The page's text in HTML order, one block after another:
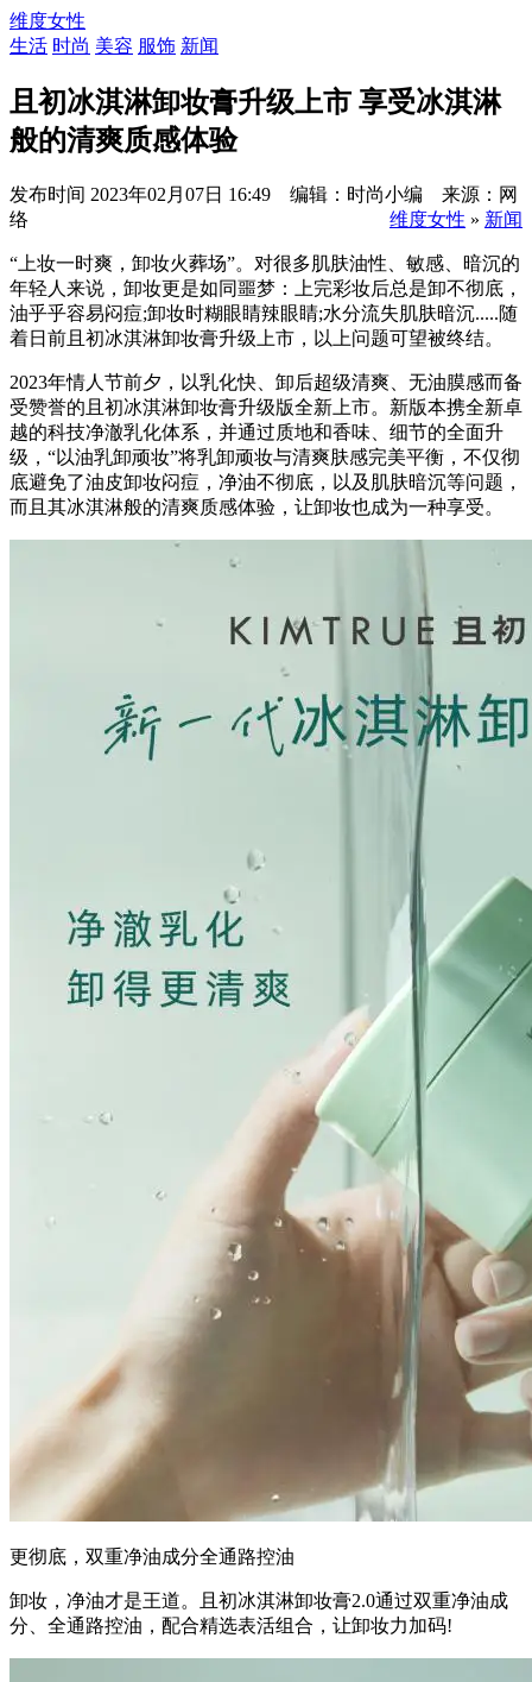
维度女性
生活 时尚 美容 服饰 新闻
且初冰淇淋卸妆膏升级上市 享受冰淇淋
般的清爽质感体验
发布时间 2023年02月07日 16:49 编辑：时尚小编 来源：网
络
维度女性 » 新闻
“上妆一时爽，卸妆火葬场”。对很多肌肤油性、敏感、暗沉的
年轻人来说，卸妆更是如同噩梦：上完彩妆后总是卸不彻底，
油乎乎容易闷痘;卸妆时糊眼睛辣眼睛;水分流失肌肤暗沉.....随
着日前且初冰淇淋卸妆膏升级上市，以上问题可望被终结。
2023年情人节前夕，以乳化快、卸后超级清爽、无油膜感而备
受赞誉的且初冰淇淋卸妆膏升级版全新上市。新版本携全新卓
越的科技净澈乳化体系，并通过质地和香味、细节的全面升
级，“以油乳卸顽妆”将乳卸顽妆与清爽肤感完美平衡，不仅彻
底避免了油皮卸妆闷痘，净油不彻底，以及肌肤暗沉等问题，
而且其冰淇淋般的清爽质感体验，让卸妆也成为一种享受。
更彻底，双重净油成分全通路控油
卸妆，净油才是王道。且初冰淇淋卸妆膏2.0通过双重净油成
分、全通路控油，配合精选表活组合，让卸妆力加码!